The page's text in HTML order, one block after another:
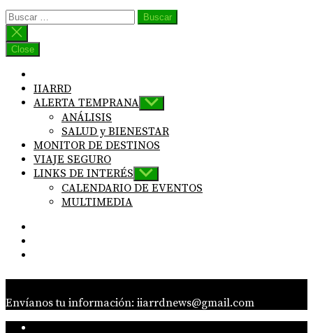
Buscar:
Close
IIARRD
ALERTA TEMPRANA Show
sub
ANÁLISIS
SALUD y BIENESTAR
MONITOR DE DESTINOS
VIAJE SEGURO
LINKS DE INTERÉS Show
sub
menu
CALENDARIO DE EVENTOS
MULTIMEDIA
Envíanos tu información: iiarrdnews@gmail.com